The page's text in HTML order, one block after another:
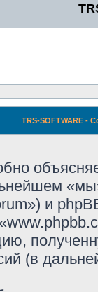
TRS-SOFTWARE -
и
(в